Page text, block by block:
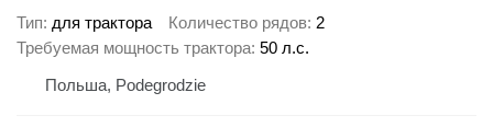
Тип для трактора Количество рядов 2
Требуемая мощность трактора 50 л.с.
Польша, Podegrodzie